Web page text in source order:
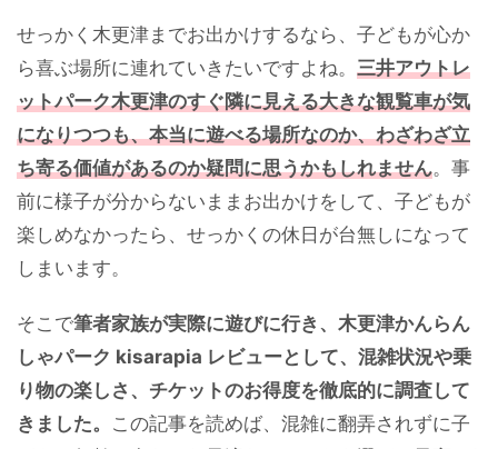
せっかく木更津までお出かけするなら、子どもが心か
ら喜ぶ場所に連れていきたいですよね。 三井アウトレ
ットパーク木更津のすぐ隣に見える大きな観覧車が気
になりつつも、本当に遊べる場所なのか、わざわざ立
ち寄る価値があるのか疑問に思うかもしれません。事
前に様子が分からないままお出かけをして、子どもが
楽しめなかったら、せっかくの休日が台無しになって
しまいます。
そこで筆者家族が実際に遊びに行き、木更津かんらん
しゃパーク kisarapia レビューとして、混雑状況や乗
り物の楽しさ、チケットのお得度を徹底的に調査して
きました。 この記事を読めば、混雑に翻弄されずに子